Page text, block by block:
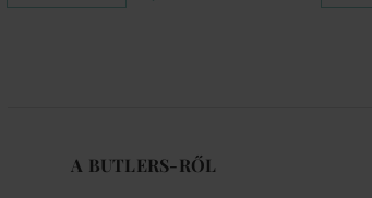
A BUTLERS-RŐL